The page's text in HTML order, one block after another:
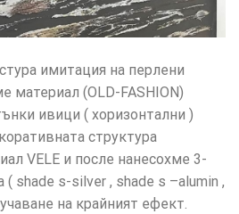
имитация на перлени
материал (OLD-FASHION)
ивици ( хоризонтални )
структура
VELE и после нанесохме 3-
( shade s-silver , shade s –alumin ,
на крайният ефект.